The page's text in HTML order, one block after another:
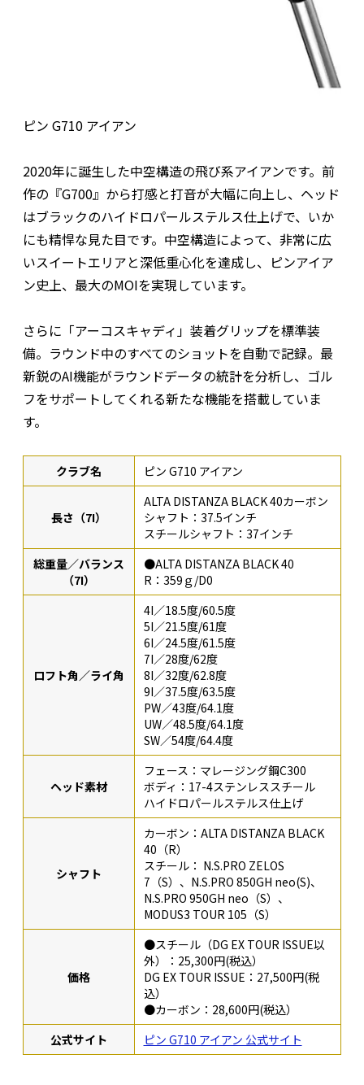
ピン G710 アイアン
2020年に誕生した中空構造の飛び系アイアンです。前
作の『G700』から打感と打音が大幅に向上し、ヘッド
はブラックのハイドロパールステルス仕上げで、いか
にも精悍な見た目です。中空構造によって、非常に広
いスイートエリアと深低重心化を達成し、ピンアイア
ン史上、最大のMOIを実現しています。
さらに「アーコスキャディ」装着グリップを標準装
備。ラウンド中のすべてのショットを自動で記録。最
新鋭のAI機能がラウンドデータの統計を分析し、ゴル
フをサポートしてくれる新たな機能を搭載していま
す。
クラブ名 ピン G710 アイアン
長さ（7I）
ALTA DISTANZA BLACK 40カーボン
シャフト：37.5インチ
スチールシャフト：37インチ
総重量／バランス
（7I）
●ALTA DISTANZA BLACK 40
R：359ｇ/D0
ロフト角／ライ角
4I／18.5度/60.5度
5I／21.5度/61度
6I／24.5度/61.5度
7I／28度/62度
8I／32度/62.8度
9I／37.5度/63.5度
PW／43度/64.1度
UW／48.5度/64.1度
SW／54度/64.4度
ヘッド素材
フェース：マレージング鋼C300
ボディ：17-4ステンレススチール
ハイドロパールステルス仕上げ
シャフト
カーボン：ALTA DISTANZA BLACK
40（R）
スチール： N.S.PRO ZELOS
7（S）、N.S.PRO 850GH neo(S)、
N.S.PRO 950GH neo（S）、
MODUS3 TOUR 105（S）
価格
●スチール（DG EX TOUR ISSUE以
外）：25,300円(税込）
DG EX TOUR ISSUE：27,500円(税
込）
●カーボン：28,600円(税込）
公式サイト
ピン G710 アイアン 公式サイト